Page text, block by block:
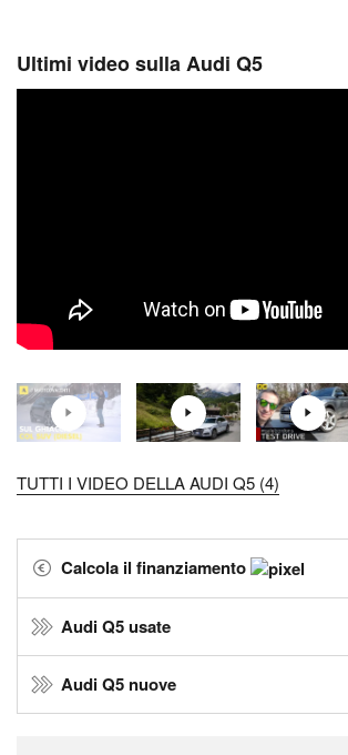
Ultimi video sulla Audi Q5
TUTTI I VIDEO DELLA AUDI Q5 (4)
Calcola il finanziamento
Audi Q5 usate
Audi Q5 nuove